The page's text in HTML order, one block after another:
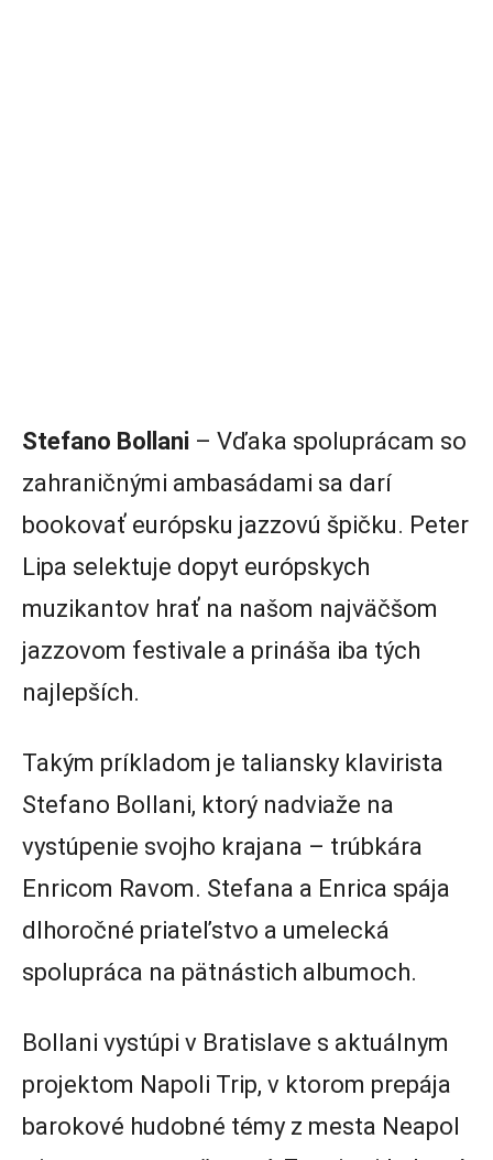
Stefano Bollani – Vďaka spoluprácam so
zahraničnými ambasádami sa darí
bookovať európsku jazzovú špičku. Peter
Lipa selektuje dopyt európskych
muzikantov hrať na našom najväčšom
jazzovom festivale a prináša iba tých
najlepších.
Takým príkladom je taliansky klavirista
Stefano Bollani, ktorý nadviaže na
vystúpenie svojho krajana – trúbkára
Enricom Ravom. Stefana a Enrica spája
dlhoročné priateľstvo a umelecká
spolupráca na pätnástich albumoch.
Bollani vystúpi v Bratislave s aktuálnym
projektom Napoli Trip, v ktorom prepája
barokové hudobné témy z mesta Neapol